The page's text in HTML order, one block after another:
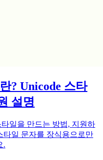
? Unicode 스타
설명
타일을 만드는 방법, 지원하
타일 문자를 장식용으로만
.